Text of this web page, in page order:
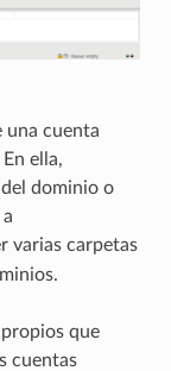
una cuenta
ella,
dominio o
varias carpetas
que
cuentas